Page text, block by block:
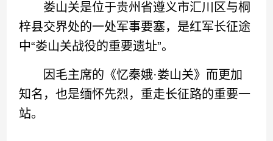
娄山关是位于贵州省遵义市汇川区与桐
梓县交界处的一处军事要塞，是红军长征途
中“娄山关战役的重要遗址”。
因毛主席的《忆秦娥·娄山关》而更加
知名，也是缅怀先烈，重走长征路的重要一
站。